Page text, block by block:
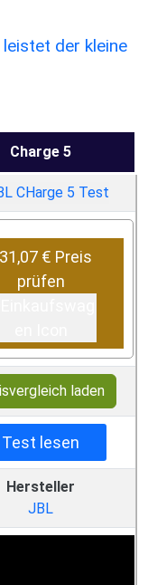
der kleine
Charge 5
€ Preis
prüfen
laden
Test lesen
Hersteller
JBL